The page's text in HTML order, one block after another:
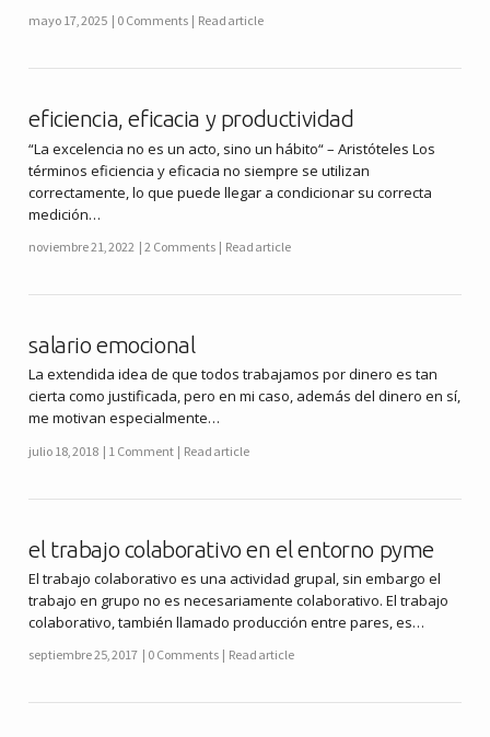
mayo 17, 2025 0 Comments Read article
eficiencia, eficacia y productividad
“La excelencia no es un acto, sino un hábito“ – Aristóteles Los
términos eficiencia y eficacia no siempre se utilizan
correctamente, lo que puede llegar a condicionar su correcta
medición…
noviembre 21, 2022 2 Comments Read article
salario emocional
La extendida idea de que todos trabajamos por dinero es tan
cierta como justificada, pero en mi caso, además del dinero en sí,
me motivan especialmente…
julio 18, 2018 1 Comment Read article
el trabajo colaborativo en el entorno pyme
El trabajo colaborativo es una actividad grupal, sin embargo el
trabajo en grupo no es necesariamente colaborativo. El trabajo
colaborativo, también llamado producción entre pares, es…
septiembre 25, 2017 0 Comments Read article